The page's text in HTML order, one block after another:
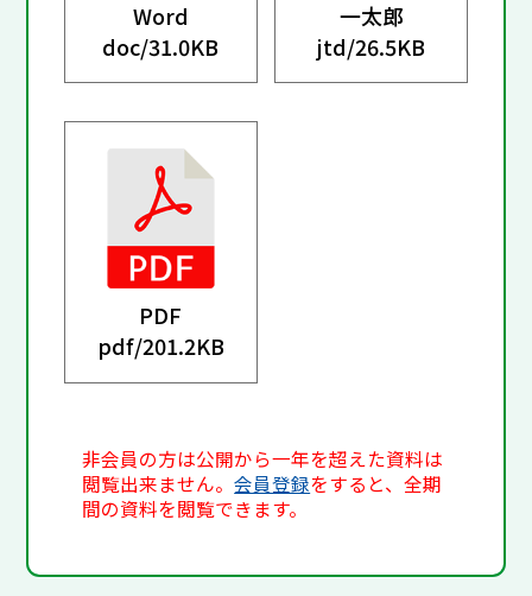
Word
doc/31.0KB
一太郎
jtd/26.5KB
PDF
pdf/201.2KB
非会員の方は公開から一年を超えた資料は
閲覧出来ません。会員登録をすると、全期
間の資料を閲覧できます。